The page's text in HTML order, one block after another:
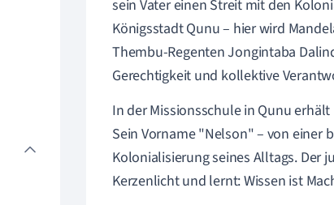
sein Vater einen Streit mit den
Königsstadt Qunu – hier wird
Thembu-Regenten Jongintaba
Gerechtigkeit und kollektive
In der Missionsschule in Qunu
Sein Vorname "Nelson" – von einer
Kolonialisierung seines Alltags. Der
Kerzenlicht und lernt: Wissen ist